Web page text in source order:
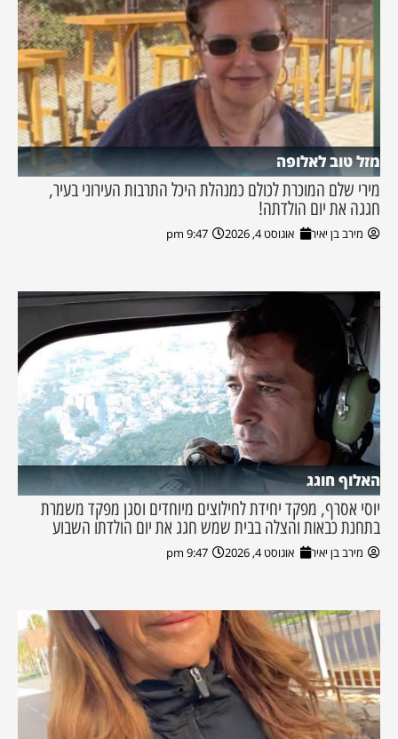
מזל טוב לאלופה
מירי שלם המוכרת לכולם כמנהלת היכל התרבות העירוני בעיר,
חגגה את יום הולדתה!
מירב בן יאיר אוגוסט 4, 2026 9:47 pm
האלוף חוגג
יוסי אסרף, מפקד יחידת לחילוצים מיוחדים וסגן מפקד משמרת
בתחנת כבאות והצלה בבית שמש חגג את יום הולדתו השבוע
מירב בן יאיר אוגוסט 4, 2026 9:47 pm